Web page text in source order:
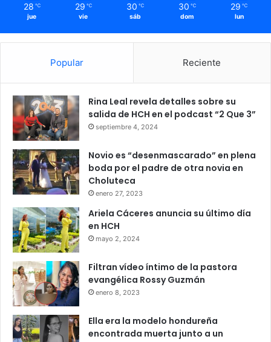
28 ℃
jue
29 ℃
vie
30 ℃
sáb
30 ℃
dom
29 ℃
lun
Popular Reciente
Rina Leal revela detalles sobre su
salida de HCH en el podcast “2 Que 3”
septiembre 4, 2024
Novio es “desenmascarado” en plena
boda por el padre de otra novia en
Choluteca
enero 27, 2023
Ariela Cáceres anuncia su último día
en HCH
mayo 2, 2024
Filtran vídeo íntimo de la pastora
evangélica Rossy Guzmán
enero 8, 2023
Ella era la modelo hondureña
encontrada muerta junto a un